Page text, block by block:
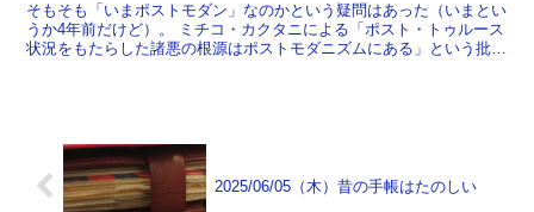
そもそも「いまポストモダン」なのかという疑問はあった（いまとい
うか4年前だけど）。 ミチコ・カクタニによる「ポスト・トゥルース
状況をもたらした諸悪の根源はポストモダニズムにある」という批判
2025/06/05（木）昔の手帳はたのしい